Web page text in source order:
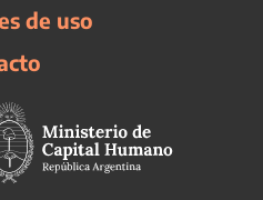
de uso